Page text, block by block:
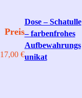
Preis
17,00 €
Dose – Schatulle
– farbenfrohes
Aufbewahrungs
unikat